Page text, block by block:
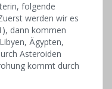
folgende
werden wir es
dann kommen
Ägypten,
Asteroiden
kommt durch